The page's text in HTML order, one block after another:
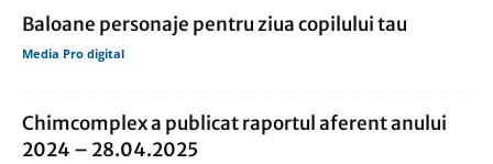
Baloane personaje pentru ziua copilului tau
Media Pro digital
Chimcomplex a publicat raportul aferent anului
2024 – 28.04.2025